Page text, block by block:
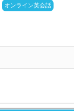
オンライン英会話